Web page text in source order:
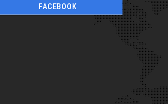
FACEBOOK